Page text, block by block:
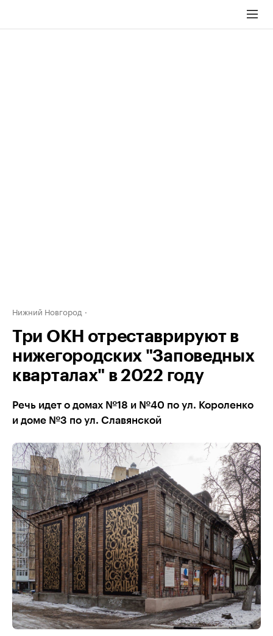
Нижний Новгород
Три ОКН отреставрируют в
нижегородских "Заповедных
кварталах" в 2022 году
Речь идет о домах №18 и №40 по ул. Короленко
и доме №3 по ул. Славянской